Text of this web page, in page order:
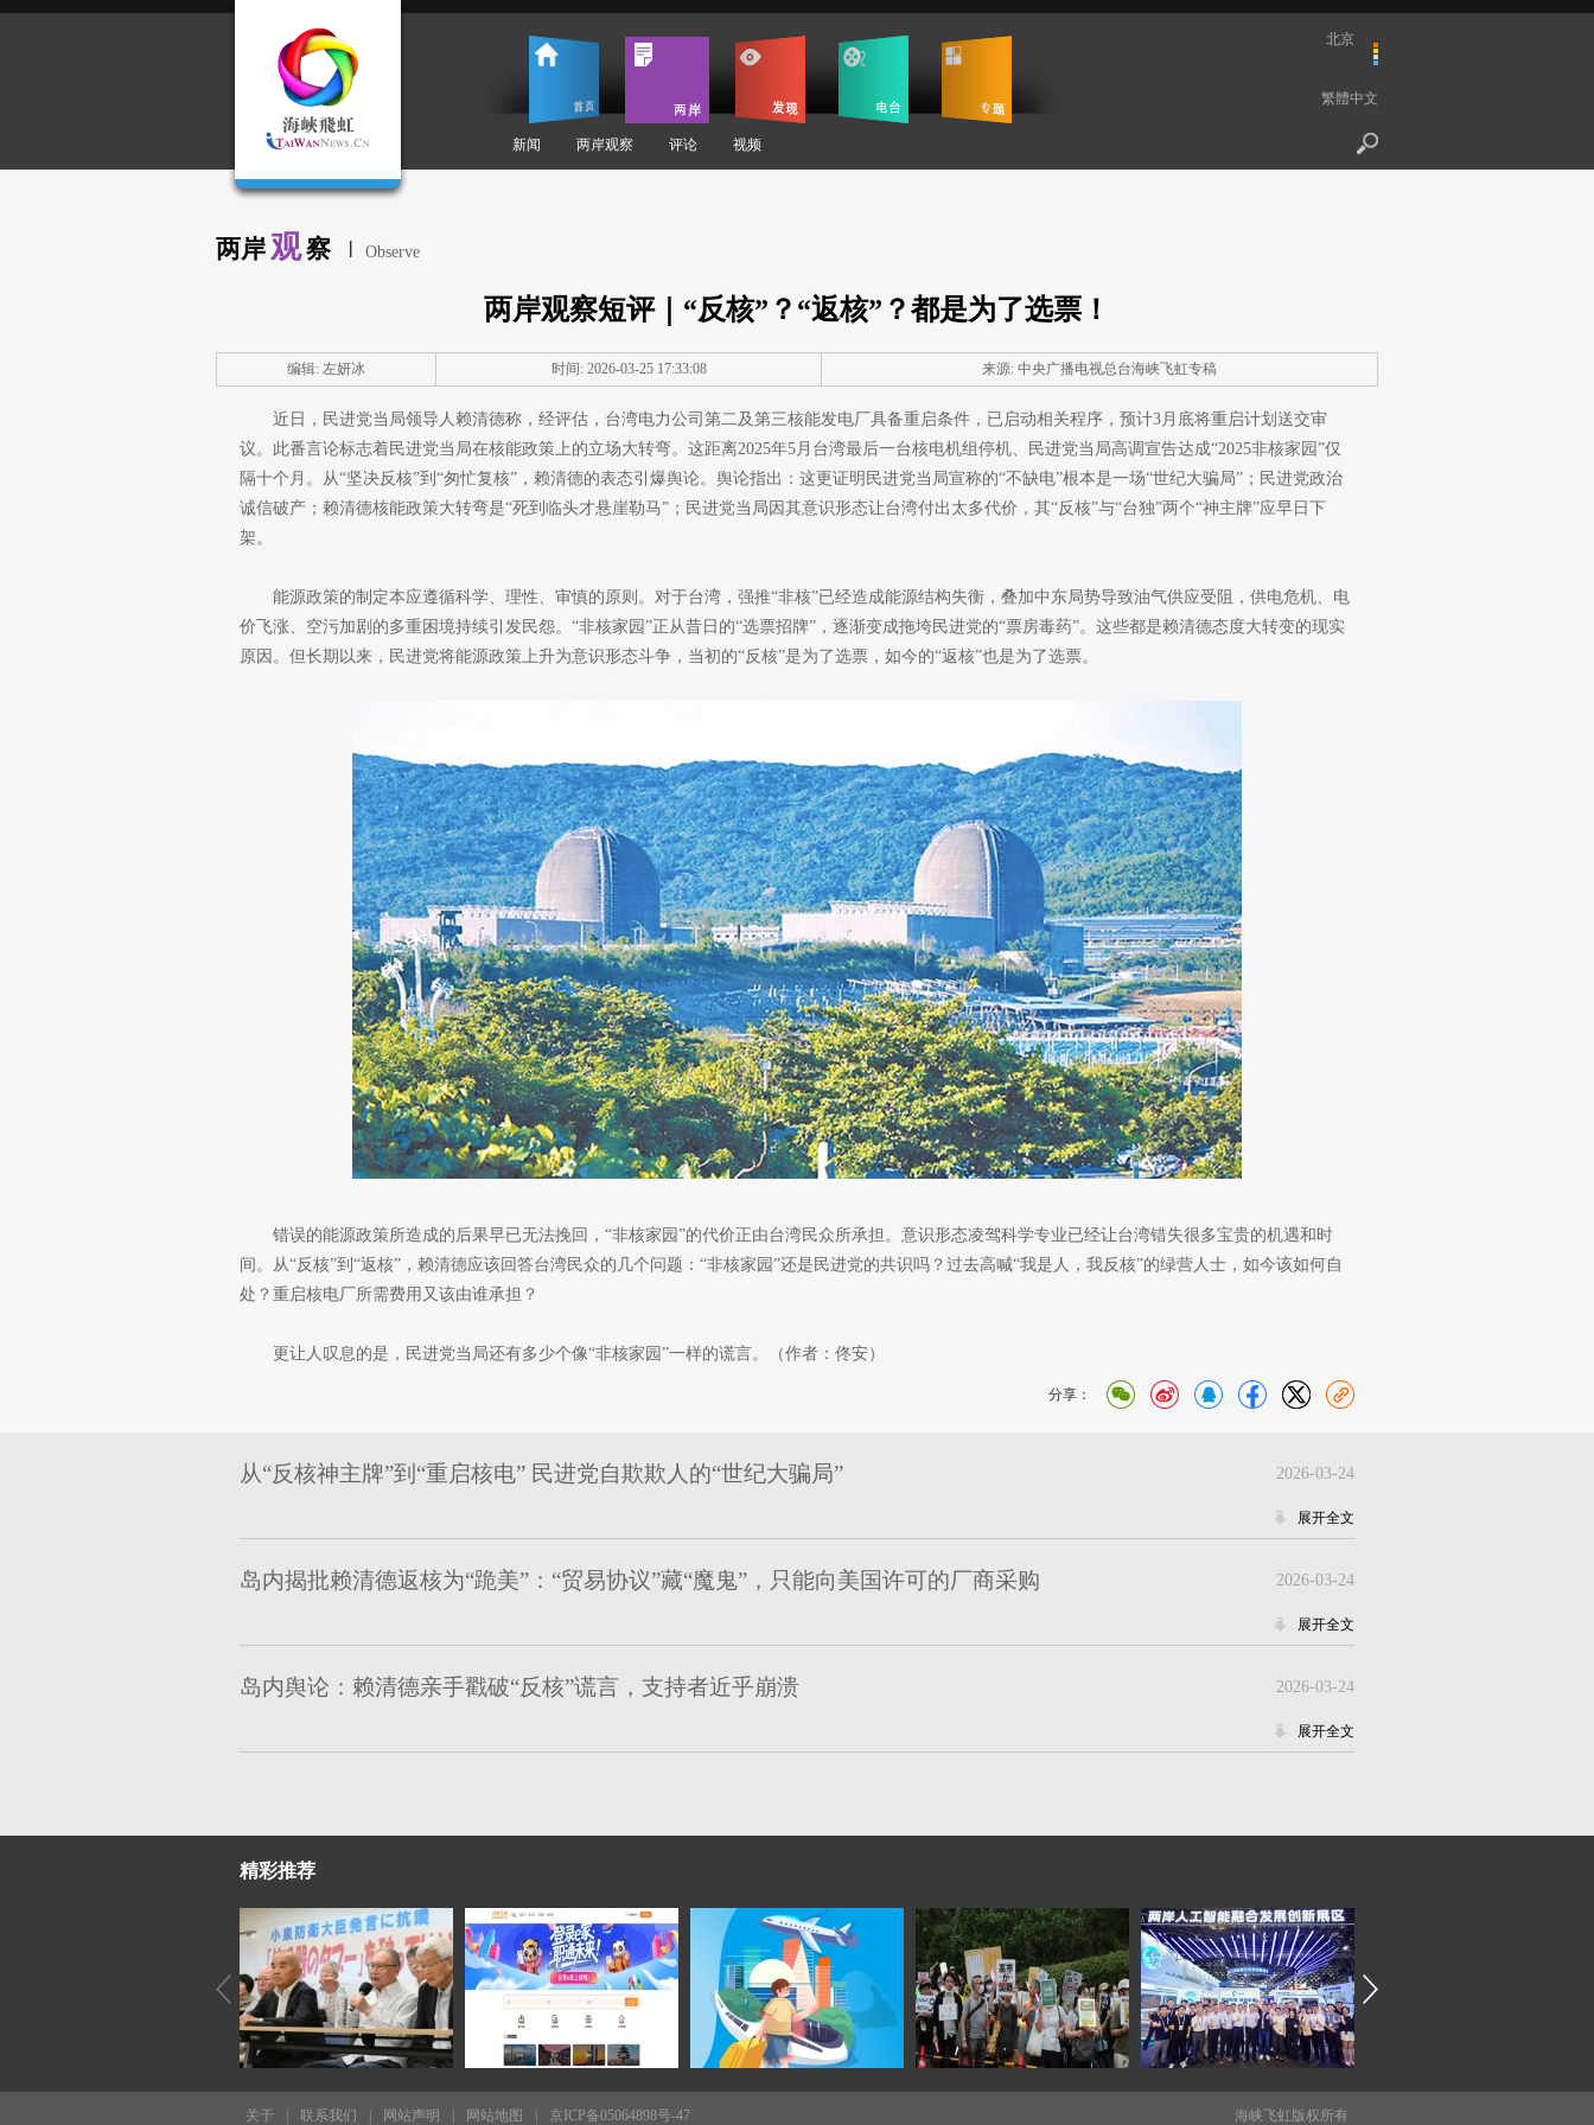
新闻 两岸观察 评论 视频
北京
繁體中文
两岸 观察 | Observe
两岸观察短评｜“反核”？“返核”？都是为了选票！
编辑: 左妍冰 时间: 2026-03-25 17:33:08 来源: 中央广播电视总台海峡飞虹专稿
近日，民进党当局领导人赖清德称，经评估，台湾电力公司第二及第三核能发电厂具备重启条件，已启动相关程序，预计3月底将重启计划送交审
议。此番言论标志着民进党当局在核能政策上的立场大转弯。这距离2025年5月台湾最后一台核电机组停机、民进党当局高调宣告达成“2025非核家园”仅
隔十个月。从“坚决反核”到“匆忙复核”，赖清德的表态引爆舆论。舆论指出：这更证明民进党当局宣称的“不缺电”根本是一场“世纪大骗局”；民进党政治
诚信破产；赖清德核能政策大转弯是“死到临头才悬崖勒马”；民进党当局因其意识形态让台湾付出太多代价，其“反核”与“台独”两个“神主牌”应早日下
架。
能源政策的制定本应遵循科学、理性、审慎的原则。对于台湾，强推“非核”已经造成能源结构失衡，叠加中东局势导致油气供应受阻，供电危机、电
价飞涨、空污加剧的多重困境持续引发民怨。“非核家园”正从昔日的“选票招牌”，逐渐变成拖垮民进党的“票房毒药”。这些都是赖清德态度大转变的现实
原因。但长期以来，民进党将能源政策上升为意识形态斗争，当初的“反核”是为了选票，如今的“返核”也是为了选票。
错误的能源政策所造成的后果早已无法挽回，“非核家园”的代价正由台湾民众所承担。意识形态凌驾科学专业已经让台湾错失很多宝贵的机遇和时
间。从“反核”到“返核”，赖清德应该回答台湾民众的几个问题：“非核家园”还是民进党的共识吗？过去高喊“我是人，我反核”的绿营人士，如今该如何自
处？重启核电厂所需费用又该由谁承担？
更让人叹息的是，民进党当局还有多少个像“非核家园”一样的谎言。（作者：佟安）
分享：
从“反核神主牌”到“重启核电” 民进党自欺欺人的“世纪大骗局” 2026-03-24
展开全文
岛内揭批赖清德返核为“跪美”：“贸易协议”藏“魔鬼”，只能向美国许可的厂商采购 2026-03-24
展开全文
岛内舆论：赖清德亲手戳破“反核”谎言，支持者近乎崩溃 2026-03-24
展开全文
精彩推荐
海峡飞虹版权所有
关于 联系我们 网站声明 网站地图 京ICP备05064898号-47